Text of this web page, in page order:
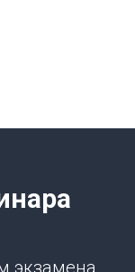
экзамена.